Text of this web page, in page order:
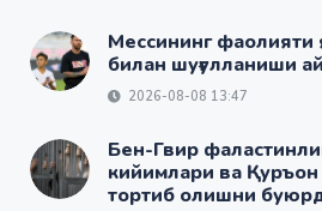
Мессининг фаолияти
билан шуғулланиши
2026-08-08 13:47
Бен-Гвир
кийимлари ва
тортиб олишни